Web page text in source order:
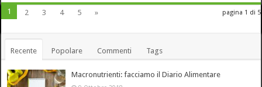
pagina 1 di 5
1 2 3 4 5 »
Recente Popolare Commenti Tags
Macronutrienti: facciamo il Diario Alimentare